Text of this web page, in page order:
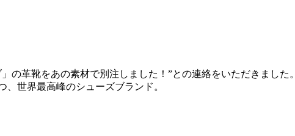
の革靴をあの素材で別注しました！”との連絡をいただきました。
、世界最高峰のシューズブランド。